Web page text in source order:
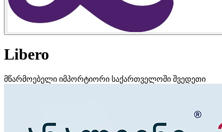
Libero
მწარმოებელი იმპორტიორი საქართველოში შვედეთი